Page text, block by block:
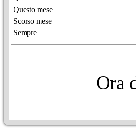
Questo mese
Scorso mese
Sempre
Ora